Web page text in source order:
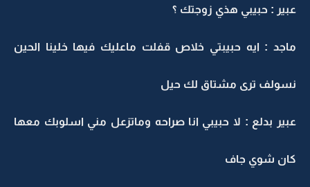
عبير : حبيبي هذي زوجتك ؟
ماجد : ايه حبيبتي خلاص قفلت ماعليك فيها خلينا الحين
نسولف ترى مشتاق لك حيل
عبير بدلع : لا حبيبي انا صراحه وماتزعل مني اسلوبك معها
كان شوي جاف